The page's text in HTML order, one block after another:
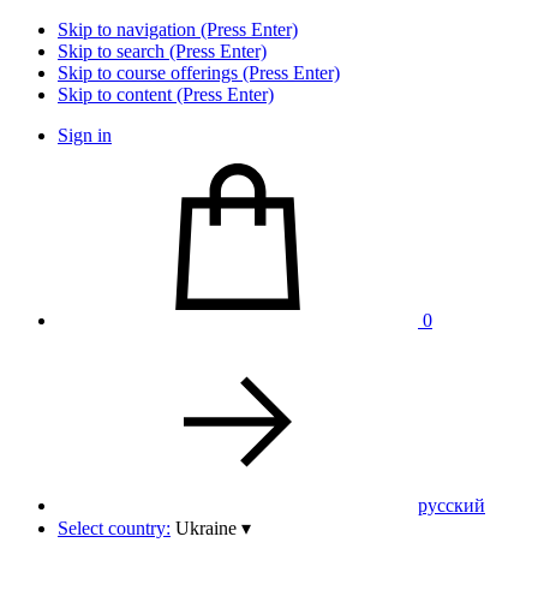
Skip to navigation (Press Enter)
Skip to search (Press Enter)
Skip to course offerings (Press Enter)
Skip to content (Press Enter)
Sign in
0
pусский
Select country: Ukraine ▾